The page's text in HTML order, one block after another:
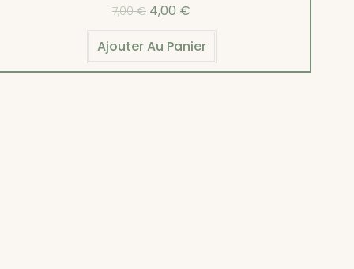
7,00€ 4,00 €
Ajouter Au Panier